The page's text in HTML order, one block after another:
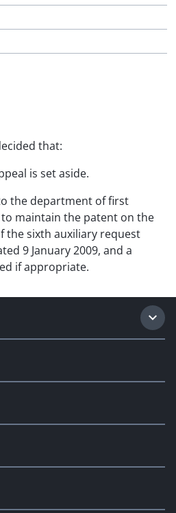
that:
is set aside.
the department of first
maintain the patent on the
the sixth auxiliary request
9 January 2009, and a
if appropriate.